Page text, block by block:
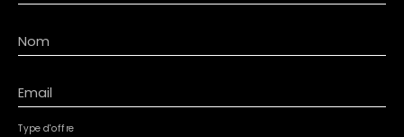
Nom
Email
Type d'offre